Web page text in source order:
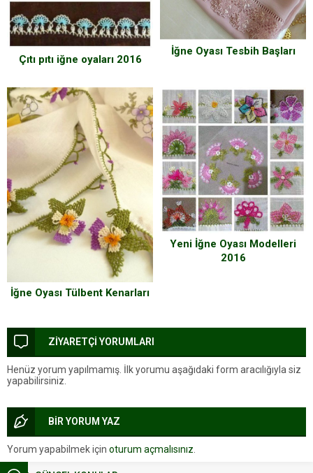
Çıtı pıtı iğne oyaları 2016
İğne Oyası Tesbih Başları
İğne Oyası Tülbent Kenarları
Yeni İğne Oyası Modelleri
2016
ZİYARETÇİ YORUMLARI
Henüz yorum yapılmamış. İlk yorumu aşağıdaki form aracılığıyla siz
yapabilirsiniz.
BİR YORUM YAZ
Yorum yapabilmek için oturum açmalısınız